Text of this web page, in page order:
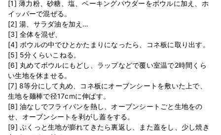
[1] 薄力粉、砂糖、塩、ベーキングパウダーをボウルに加え、ホ
イッパーで混ぜる。
[2] 湯、サラダ油を加え…
[3] 全体を混ぜ、
[4] ボウルの中でひとかたまりになったら、コネ板に取り出す。
[5] 5分くらいこねる。
[6] 丸めてボウルにもどし、ラップなどで覆い室温で2時間くら
い生地を休ませる。
[7] 8等分にして丸め、コネ板にオーブンシートを敷いた上で、
生地を麺棒で径17cmに伸ばす。
[8] 油なしでフライパンを熱し、オーブンシートごと生地をの
せ、オーブンシートを剥がし蓋をする。
[9] ぷくっと生地が膨れてきたら裏返し、また蓋をし、少し焼き